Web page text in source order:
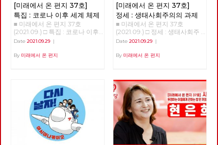
[미래에서 온 편지 37호]
특집 : 코로나 이후 세계 체제
■ 미래에서 온 편지 37호
(2021.09.) □ 특집 : 코로나 이후
세계 체제 코로나 이후 세계 체
용규 편집위원 호주의 친구들에
똑같은 출국허가제를 운영한다.
입국도 마찬가지로, 호주 국민이
라도 입국을 자유롭게 할 수 없
는 상황이다. 국가가 국경을 관
리하고 인권이나 기본적인 시민
권리를 무시하고 있다. 무엇보다
놀라운 것은 이러한 조치들을 호
주 국민의 대부분이 지지한다는
Date 2021.09.29 |
By 미래에서 온 편지
[미래에서 온 편지 37호]
정세 : 생태사회주의의 과제
■ 미래에서 온 편지 37호
(2021.09.) □ 정세 : 생태사회주
의의 과제 >>>>>>>> 업로드 준
Date 2021.09.29|
By 미래에서 온 편지